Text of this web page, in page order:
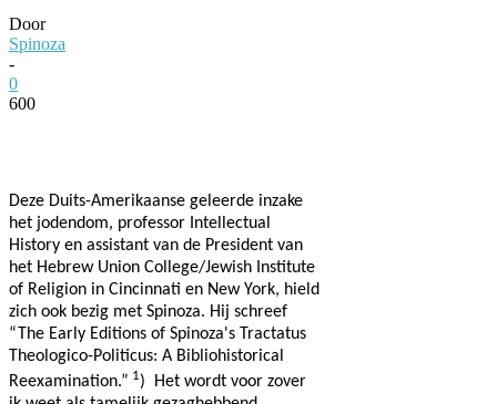
Door
Spinoza
-
0
600
Deze Duits-Amerikaanse geleerde inzake
het jodendom, professor Intellectual
History en assistant van de President van
het Hebrew Union College/Jewish Institute
of Religion in Cincinnati en New York, hield
zich ook bezig met Spinoza. Hij schreef
“The Early Editions of Spinoza's Tractatus
Theologico-Politicus: A Bibliohistorical
Reexamination.” 1) Het wordt voor zover